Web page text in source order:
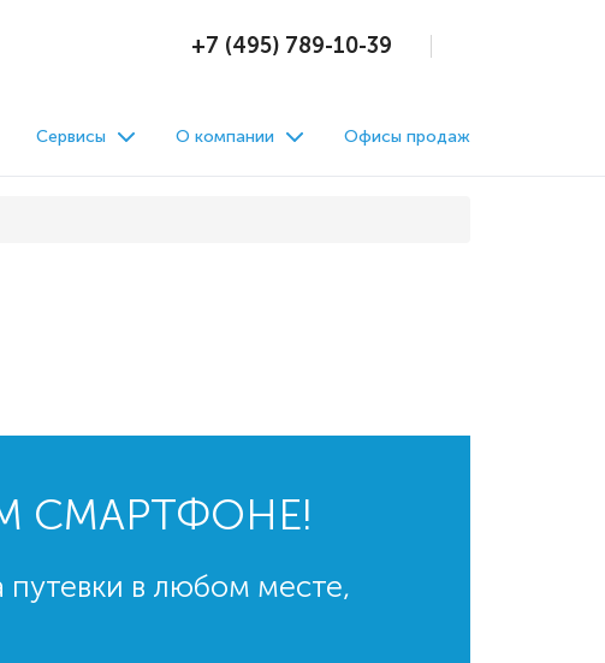
+7 (495) 789-10-39
Сервисы О компании Офисы продаж
СМАРТФОНЕ!
в любом месте,